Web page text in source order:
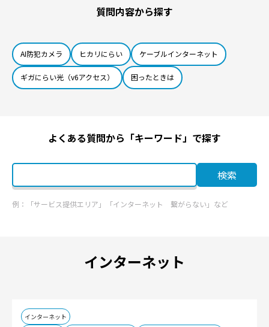
質問内容から探す
AI防犯カメラ ヒカリにらい ケーブルインターネット
ギガにらい光（v6アクセス） 困ったときは
よくある質問から「キーワード」で探す
検索
例：「サービス提供エリア」「インターネット 繋がらない」など
インターネット
インターネット